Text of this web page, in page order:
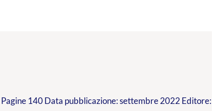
Pagine 140 Data pubblicazione: settembre 2022 Editore: